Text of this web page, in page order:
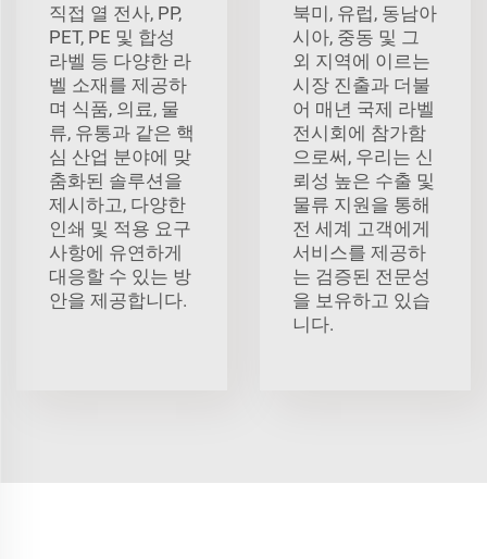
직접 열 전사, PP,
PET, PE 및 합성
라벨 등 다양한 라
벨 소재를 제공하
며 식품, 의료, 물
류, 유통과 같은 핵
심 산업 분야에 맞
춤화된 솔루션을
제시하고, 다양한
인쇄 및 적용 요구
사항에 유연하게
대응할 수 있는 방
안을 제공합니다.
북미, 유럽, 동남아
시아, 중동 및 그
외 지역에 이르는
시장 진출과 더불
어 매년 국제 라벨
전시회에 참가함
으로써, 우리는 신
뢰성 높은 수출 및
물류 지원을 통해
전 세계 고객에게
서비스를 제공하
는 검증된 전문성
을 보유하고 있습
니다.